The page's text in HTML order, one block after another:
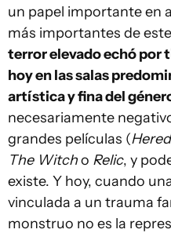
un papel importante en
más importantes de
terror elevado echó por
hoy en las salas
artística y fina del
necesariamente
grandes películas (
The Witcho Relic, y
existe. Y hoy, cuando
vinculada a un trauma
monstruo no es la